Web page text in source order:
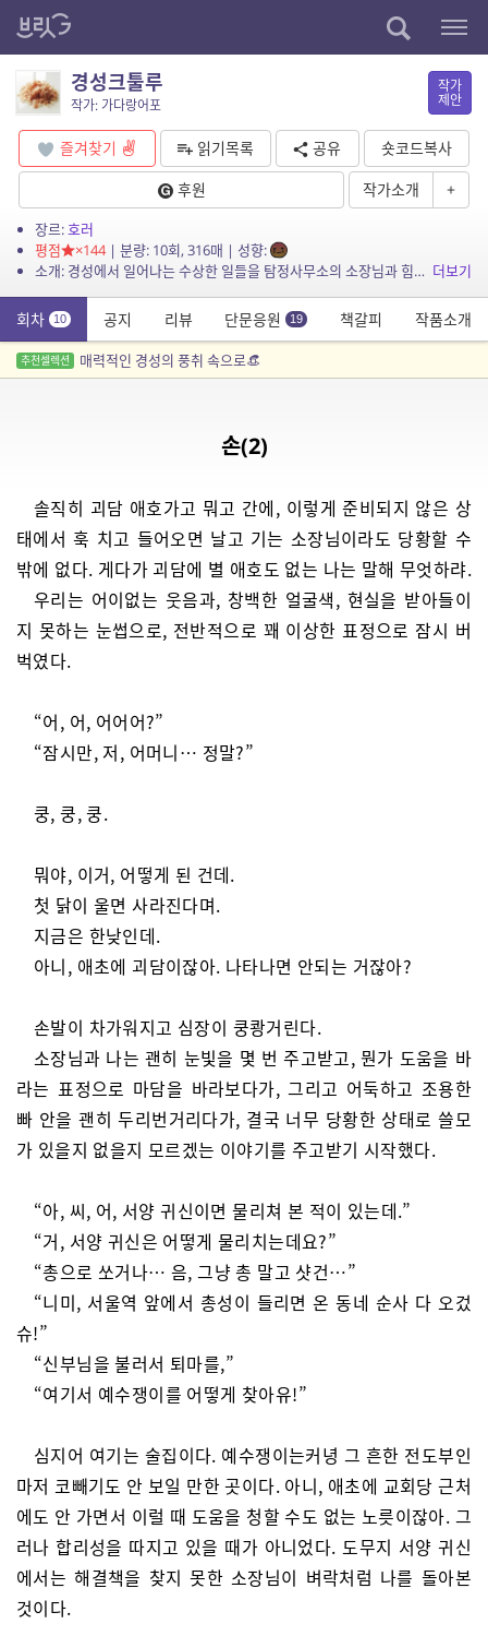
경성크툴루
작가: 가다랑어포
작가
제안
즐겨찾기 읽기목록 공유
숏코드복사
후원
작가소개 +
장르:호러
평점
×144| 분량: 10회, 316매 | 성향:
소개: 경성에서 일어나는 수상한 일들을 탐정사무소의 소장님과 힘센 다복이가 어떻게든 처리하는 이야기 더보기
회차 10 공지 리뷰 단문응원 19 책갈피 작품소개
추천셀렉션 매력적인 경성의 풍취 속으로👒
손(2)
솔직히 괴담 애호가고 뭐고 간에, 이렇게 준비되지 않은 상
태에서 훅 치고 들어오면 날고 기는 소장님이라도 당황할 수
밖에 없다. 게다가 괴담에 별 애호도 없는 나는 말해 무엇하랴.
우리는 어이없는 웃음과, 창백한 얼굴색, 현실을 받아들이
지 못하는 눈썹으로, 전반적으로 꽤 이상한 표정으로 잠시 버
벅였다.
“어, 어, 어어어?”
“잠시만, 저, 어머니… 정말?”
쿵, 쿵, 쿵.
뭐야, 이거, 어떻게 된 건데.
첫 닭이 울면 사라진다며.
지금은 한낮인데.
아니, 애초에 괴담이잖아. 나타나면 안되는 거잖아?
손발이 차가워지고 심장이 쿵쾅거린다.
소장님과 나는 괜히 눈빛을 몇 번 주고받고, 뭔가 도움을 바
라는 표정으로 마담을 바라보다가, 그리고 어둑하고 조용한
빠 안을 괜히 두리번거리다가, 결국 너무 당황한 상태로 쓸모
가 있을지 없을지 모르겠는 이야기를 주고받기 시작했다.
“아, 씨, 어, 서양 귀신이면 물리쳐 본 적이 있는데.”
“거, 서양 귀신은 어떻게 물리치는데요?”
“총으로 쏘거나… 음, 그냥 총 말고 샷건…”
“니미, 서울역 앞에서 총성이 들리면 온 동네 순사 다 오겄
슈!”
“신부님을 불러서 퇴마를,”
“여기서 예수쟁이를 어떻게 찾아유!”
심지어 여기는 술집이다. 예수쟁이는커녕 그 흔한 전도부인
마저 코빼기도 안 보일 만한 곳이다. 아니, 애초에 교회당 근처
에도 안 가면서 이럴 때 도움을 청할 수도 없는 노릇이잖아. 그
러나 합리성을 따지고 있을 때가 아니었다. 도무지 서양 귀신
에서는 해결책을 찾지 못한 소장님이 벼락처럼 나를 돌아본
것이다.